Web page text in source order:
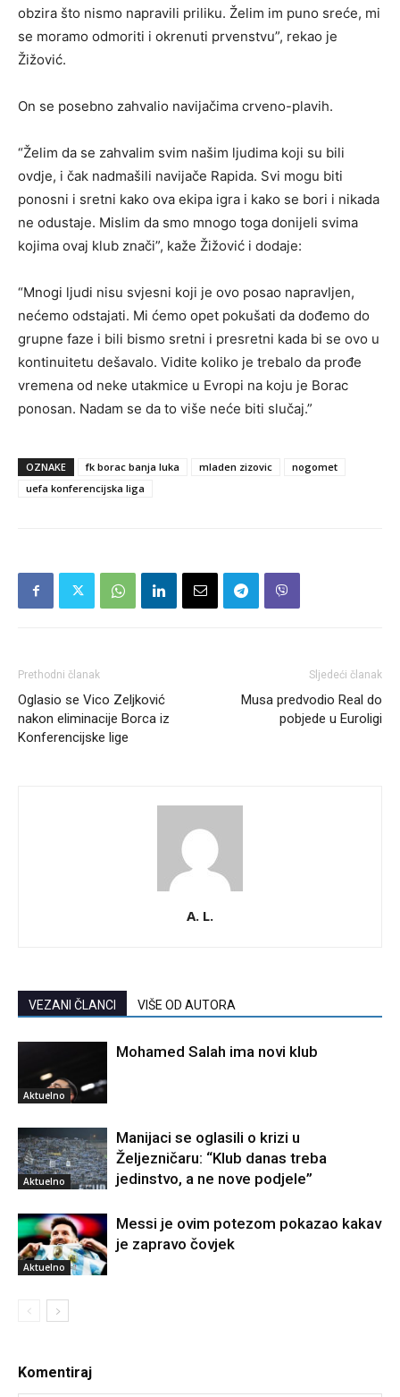
obzira što nismo napravili priliku. Želim im puno sreće, mi
se moramo odmoriti i okrenuti prvenstvu”, rekao je
Žižović.
On se posebno zahvalio navijačima crveno-plavih.
“Želim da se zahvalim svim našim ljudima koji su bili
ovdje, i čak nadmašili navijače Rapida. Svi mogu biti
ponosni i sretni kako ova ekipa igra i kako se bori i nikada
ne odustaje. Mislim da smo mnogo toga donijeli svima
kojima ovaj klub znači”, kaže Žižović i dodaje:
“Mnogi ljudi nisu svjesni koji je ovo posao napravljen,
nećemo odstajati. Mi ćemo opet pokušati da dođemo do
grupne faze i bili bismo sretni i presretni kada bi se ovo u
kontinuitetu dešavalo. Vidite koliko je trebalo da prođe
vremena od neke utakmice u Evropi na koju je Borac
ponosan. Nadam se da to više neće biti slučaj.”
OZNAKE fk borac banja luka mladen zizovic
nogomet
uefa konferencijska liga
Prethodni članak
Oglasio se Vico Zeljković
nakon eliminacije Borca iz
Konferencijske lige
Sljedeći članak
Musa predvodio Real do
pobjede u Euroligi
A. L.
VEZANI ČLANCI VIŠE OD AUTORA
Aktuelno
Mohamed Salah ima novi klub
Aktuelno
Manijaci se oglasili o krizi u
Željezničaru: “Klub danas treba
jedinstvo, a ne nove podjele”
Aktuelno
Messi je ovim potezom pokazao kakav
je zapravo čovjek
Komentiraj